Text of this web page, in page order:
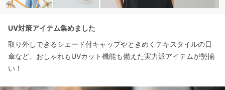
UV対策アイテム集めました
取り外しできるシェード付キャップやときめくテキスタイルの日
傘など、おしゃれもUVカット機能も備えた実力派アイテムが勢揃
い！